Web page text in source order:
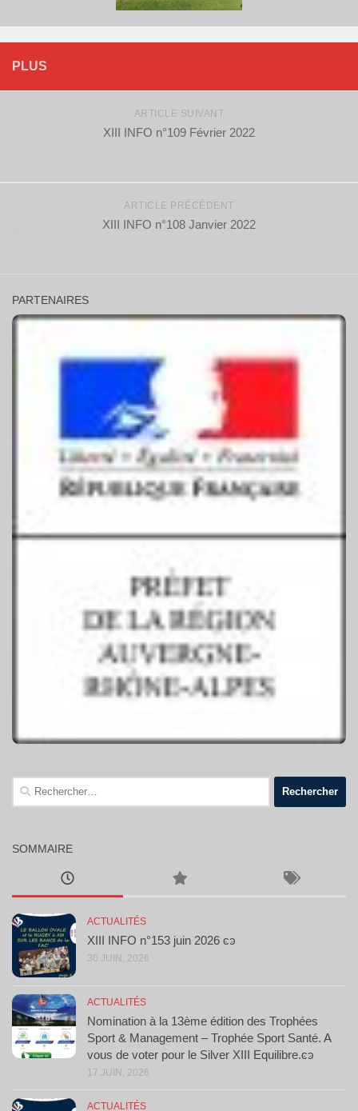
PLUS
ARTICLE SUIVANT
XIII INFO n°109 Février 2022
ARTICLE PRÉCÉDENT
XIII INFO n°108 Janvier 2022
PARTENAIRES
Rechercher :
SOMMAIRE
ACTUALITÉS
XIII INFO n°153 juin 2026 ͼͽ
30 JUIN, 2026
ACTUALITÉS
Nomination à la 13ème édition des Trophées
Sport & Management – Trophée Sport Santé. A
vous de voter pour le Silver XIII Equilibre.ͼͽ
17 JUIN, 2026
ACTUALITÉS